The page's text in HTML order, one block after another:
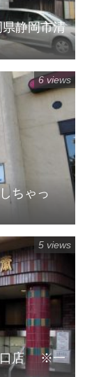
静岡市清
ちゃっ
6 views
口店 ※一
5 views